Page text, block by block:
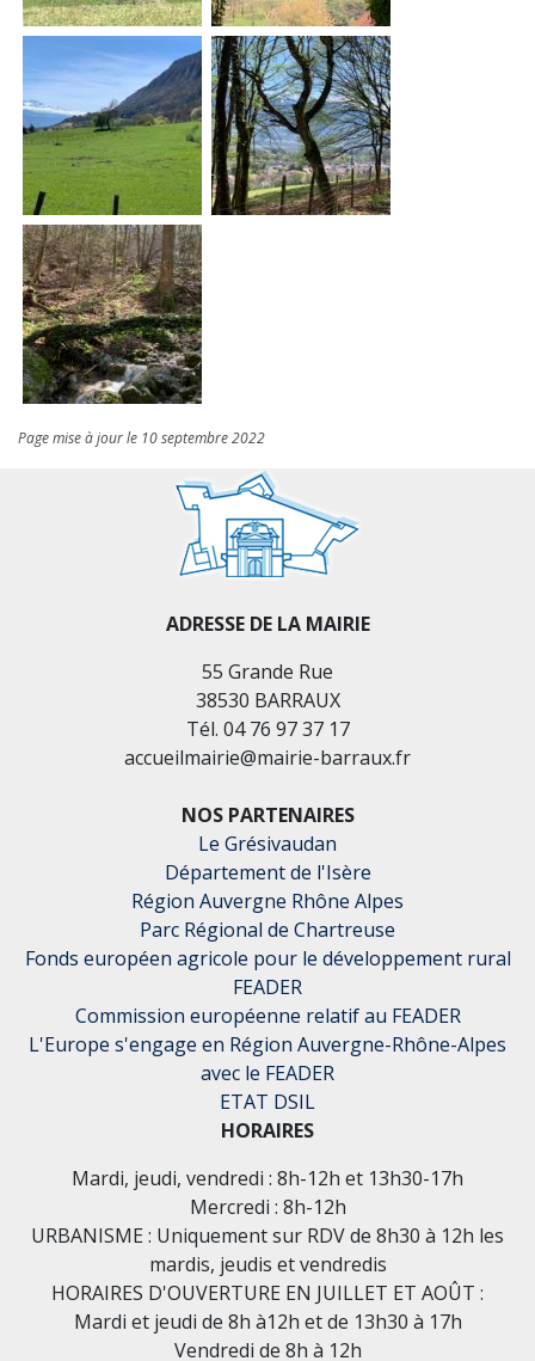
Page mise à jour le 10 septembre 2022
ADRESSE DE LA MAIRIE
55 Grande Rue
38530 BARRAUX
Tél. 04 76 97 37 17
accueilmairie@mairie-barraux.fr
NOS PARTENAIRES
Le Grésivaudan
Département de l'Isère
Région Auvergne Rhône Alpes
Parc Régional de Chartreuse
Fonds européen agricole pour le développement rural
FEADER
Commission européenne relatif au FEADER
L'Europe s'engage en Région Auvergne-Rhône-Alpes
avec le FEADER
ETAT DSIL
HORAIRES
Mardi, jeudi, vendredi : 8h-12h et 13h30-17h
Mercredi : 8h-12h
URBANISME : Uniquement sur RDV de 8h30 à 12h les
mardis, jeudis et vendredis
HORAIRES D'OUVERTURE EN JUILLET ET AOÛT :
Mardi et jeudi de 8h à12h et de 13h30 à 17h
Vendredi de 8h à 12h